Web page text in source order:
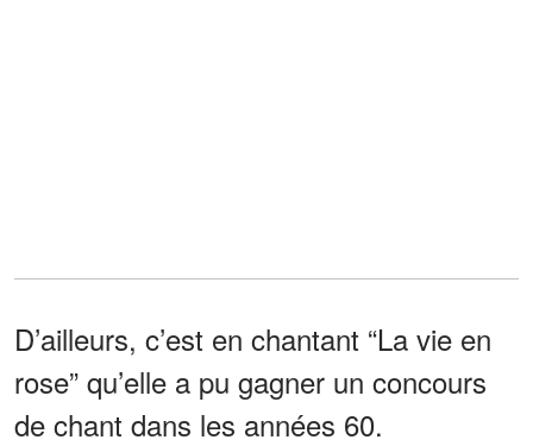
D’ailleurs, c’est en chantant “La vie en
rose” qu’elle a pu gagner un concours
de chant dans les années 60.